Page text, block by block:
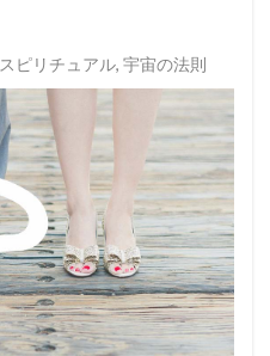
スピリチュアル, 宇宙の法則